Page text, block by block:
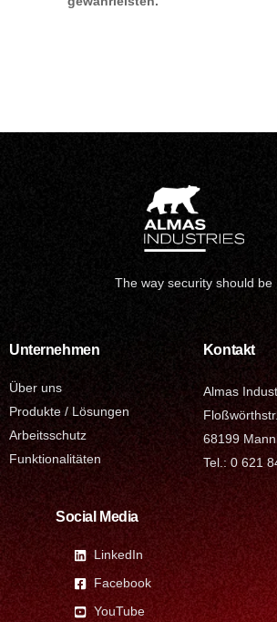
The way security should be
Unternehmen
Über uns
Produkte / Lösungen
Arbeitsschutz
Funktionalitäten
Kontakt
Almas
68199
Tel.: 0 621
Social Media
LinkedIn
Facebook
YouTube